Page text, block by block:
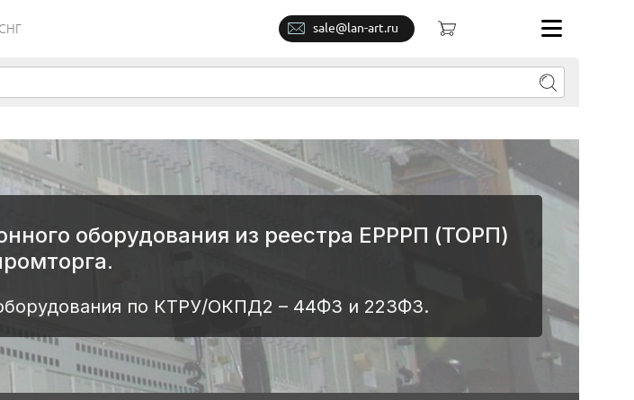
sale@lan-art.ru
оборудования из реестра ЕРРРП (ТОРП)
по КТРУ/ОКПД2 – 44ФЗ и 223ФЗ.